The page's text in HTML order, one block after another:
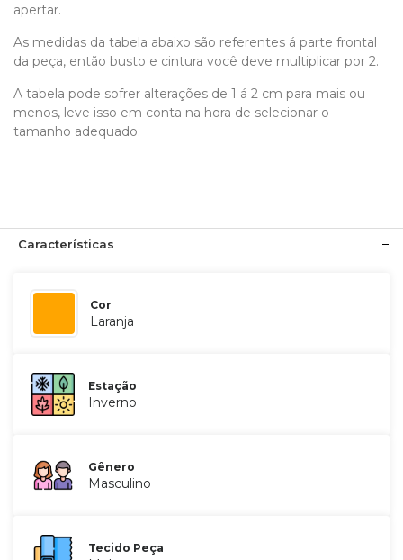
apertar.
As medidas da tabela abaixo são referentes á parte frontal
da peça, então busto e cintura você deve multiplicar por 2.
A tabela pode sofrer alterações de 1 á 2 cm para mais ou
menos, leve isso em conta na hora de selecionar o
tamanho adequado.
Características
Cor
Laranja
Estação
Inverno
Gênero
Masculino
Tecido Peça